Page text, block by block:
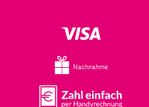
Nachnahme